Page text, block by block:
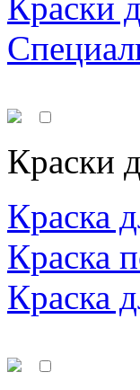
Краски
Краска
Краска
Краска